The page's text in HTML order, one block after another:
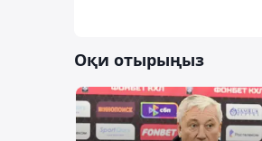
Оқи отырыңыз